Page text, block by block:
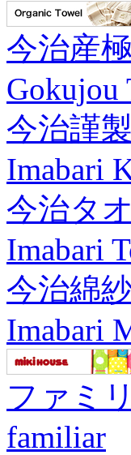
今治産
Gokujou
今治謹
Imabari
今治タ
Imabari
今治綿
Imabari
ファミ
familiar